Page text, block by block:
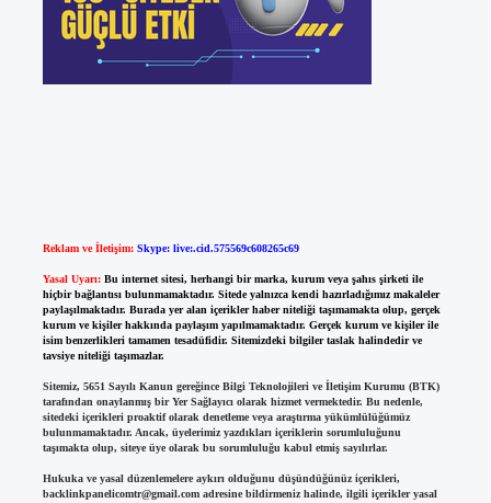
Reklam ve İletişim: Skype: live:.cid.575569c608265c69
Yasal Uyarı: Bu internet sitesi, herhangi bir marka, kurum veya şahıs şirketi ile
hiçbir bağlantısı bulunmamaktadır. Sitede yalnızca kendi hazırladığımız makaleler
paylaşılmaktadır. Burada yer alan içerikler haber niteliği taşımamakta olup, gerçek
kurum ve kişiler hakkında paylaşım yapılmamaktadır. Gerçek kurum ve kişiler ile
isim benzerlikleri tamamen tesadüfidir. Sitemizdeki bilgiler taslak halindedir ve
tavsiye niteliği taşımazlar.
Sitemiz, 5651 Sayılı Kanun gereğince Bilgi Teknolojileri ve İletişim Kurumu (BTK)
tarafından onaylanmış bir Yer Sağlayıcı olarak hizmet vermektedir. Bu nedenle,
sitedeki içerikleri proaktif olarak denetleme veya araştırma yükümlülüğümüz
bulunmamaktadır. Ancak, üyelerimiz yazdıkları içeriklerin sorumluluğunu
taşımakta olup, siteye üye olarak bu sorumluluğu kabul etmiş sayılırlar.
Hukuka ve yasal düzenlemelere aykırı olduğunu düşündüğünüz içerikleri,
backlinkpanelicomtr@gmail.comadresine bildirmeniz halinde, ilgili içerikler yasal